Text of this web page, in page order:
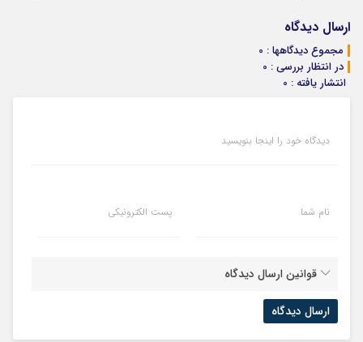
یک تماس
ارسال دیدگاه
مجموع دیدگاهها : 0
در انتظار بررسی : 0
انتشار یافته : 0
دیدگاه خود را اینجا بنویسید
نام شما پست الکترونیکی
قوانین ارسال دیدگاه